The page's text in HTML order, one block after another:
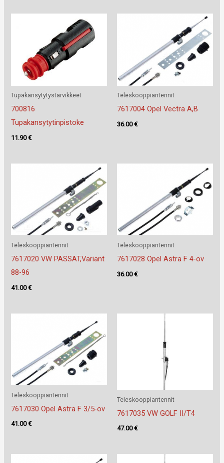
Tupakansytytystarvikkeet
700816
Tupakansytytinpistoke
11.90€
Teleskooppiantennit
7617004 Opel Vectra A,B
36.00€
Teleskooppiantennit
7617020 VW PASSAT,Variant
88-96
41.00€
Teleskooppiantennit
7617028 Opel Astra F 4-ov
36.00€
Teleskooppiantennit
7617030 Opel Astra F 3/5-ov
41.00€
Teleskooppiantennit
7617035 VW GOLF II/T4
47.00€